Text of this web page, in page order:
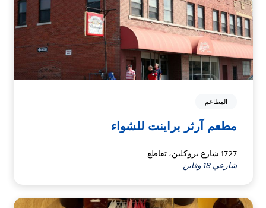
المطاعم
مطعم آرثر براينت للشواء
1727 شارع بروكلين، تقاطع
شارعي 18 وفاين